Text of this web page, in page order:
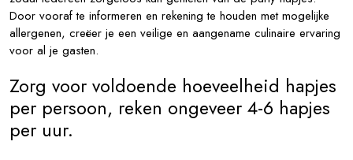
Door vooraf te informeren en rekening te houden met mogelijke
allergenen, creëer je een veilige en aangename culinaire ervaring
voor al je gasten.
Zorg voor voldoende hoeveelheid hapjes
per persoon, reken ongeveer 4-6 hapjes
per uur.